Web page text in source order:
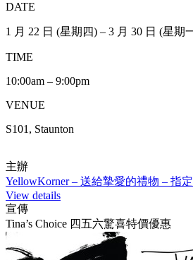
DATE
1 月 22 日 (星期四) – 3 月 30 日 (星期
TIME
10:00am – 9:00pm
VENUE
S101, Staunton
主辦
YellowKorner – 送給摯愛的禮物 – 指
View details
宣傳
Tina’s Choice 四五六驚喜特價優惠